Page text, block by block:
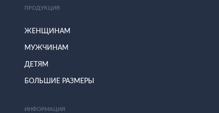
ПРОДУКЦИЯ
ЖЕНЩИНАМ
МУЖЧИНАМ
ДЕТЯМ
БОЛЬШИЕ РАЗМЕРЫ
ИНФОРМАЦИЯ